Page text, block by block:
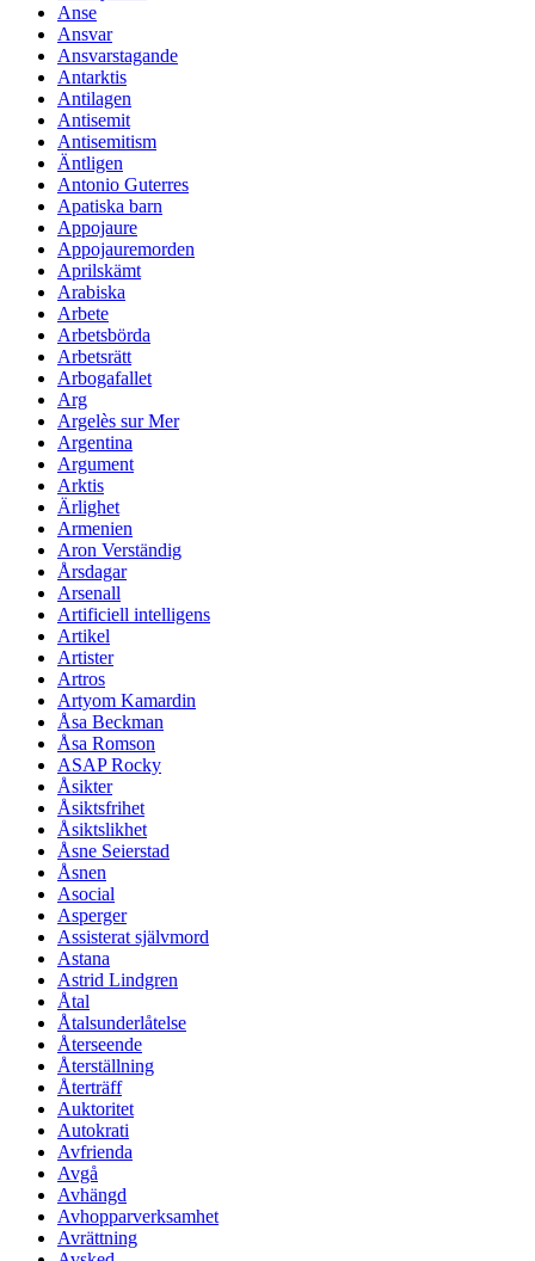
Anse
Ansvar
Ansvarstagande
Antarktis
Antilagen
Antisemit
Antisemitism
Äntligen
Antonio Guterres
Apatiska barn
Appojaure
Appojauremorden
Aprilskämt
Arabiska
Arbete
Arbetsbörda
Arbetsrätt
Arbogafallet
Arg
Argelès sur Mer
Argentina
Argument
Arktis
Ärlighet
Armenien
Aron Verständig
Årsdagar
Arsenall
Artificiell intelligens
Artikel
Artister
Artros
Artyom Kamardin
Åsa Beckman
Åsa Romson
ASAP Rocky
Åsikter
Åsiktsfrihet
Åsiktslikhet
Åsne Seierstad
Åsnen
Asocial
Asperger
Assisterat självmord
Astana
Astrid Lindgren
Åtal
Åtalsunderlåtelse
Återseende
Återställning
Återträff
Auktoritet
Autokrati
Avfrienda
Avgå
Avhängd
Avhopparverksamhet
Avrättning